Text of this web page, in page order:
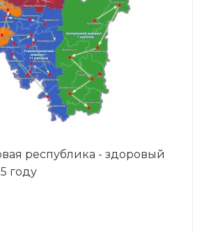
республика - здоровый
году